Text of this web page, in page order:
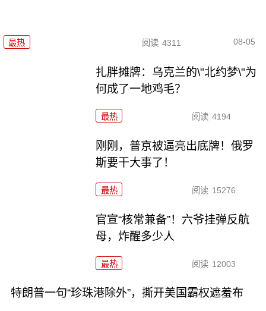
最热 阅读 4311 08-05
扎胖摊牌：乌克兰的\"北约梦\"为
何成了一地鸡毛？
最热 阅读 4194
刚刚，普京被逼亮出底牌！俄罗
斯要干大事了！
最热 阅读 15276
官宣“核常兼备”！六爷挂弹反航
母，炸醒多少人
最热 阅读 12003
特朗普一句“珍珠港除外”，撕开美国霸权遮羞布